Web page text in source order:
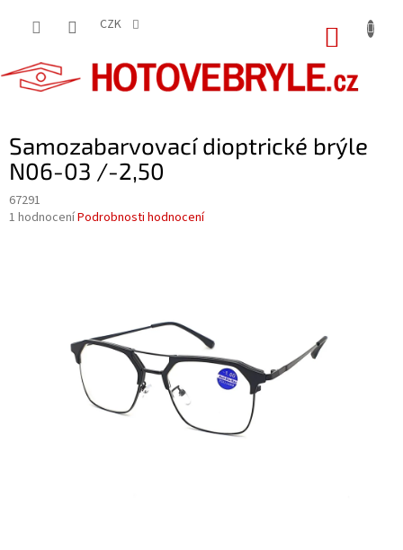
CZK
Samozabarvovací dioptrické brýle
N06-03 /-2,50
67291
Průměrné
1 hodnoceníPodrobnosti hodnocení